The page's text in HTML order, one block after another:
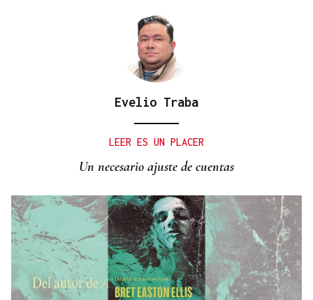
Evelio Traba
LEER ES UN PLACER
Un necesario ajuste de cuentas